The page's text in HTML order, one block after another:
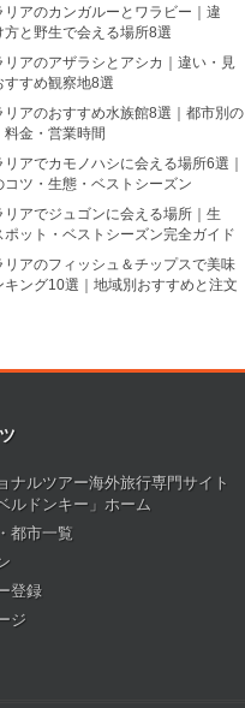
リアのカンガルーとワラビー｜違
方と野生で会える場所8選
リアのアザラシとアシカ｜違い・見
すすめ観察地8選
リアのおすすめ水族館8選｜都市別の
料金・営業時間
アでカモノハシに会える場所6選｜
コツ・生態・ベストシーズン
リアでジュゴンに会える場所｜生
ポット・ベストシーズン完全ガイド
リアのフィッシュ＆チップスで美味
キング10選｜地域別おすすめと注文
ナルツアー海外旅行専門サイト
ルドンキー」ホーム
都市一覧
登録
ジ